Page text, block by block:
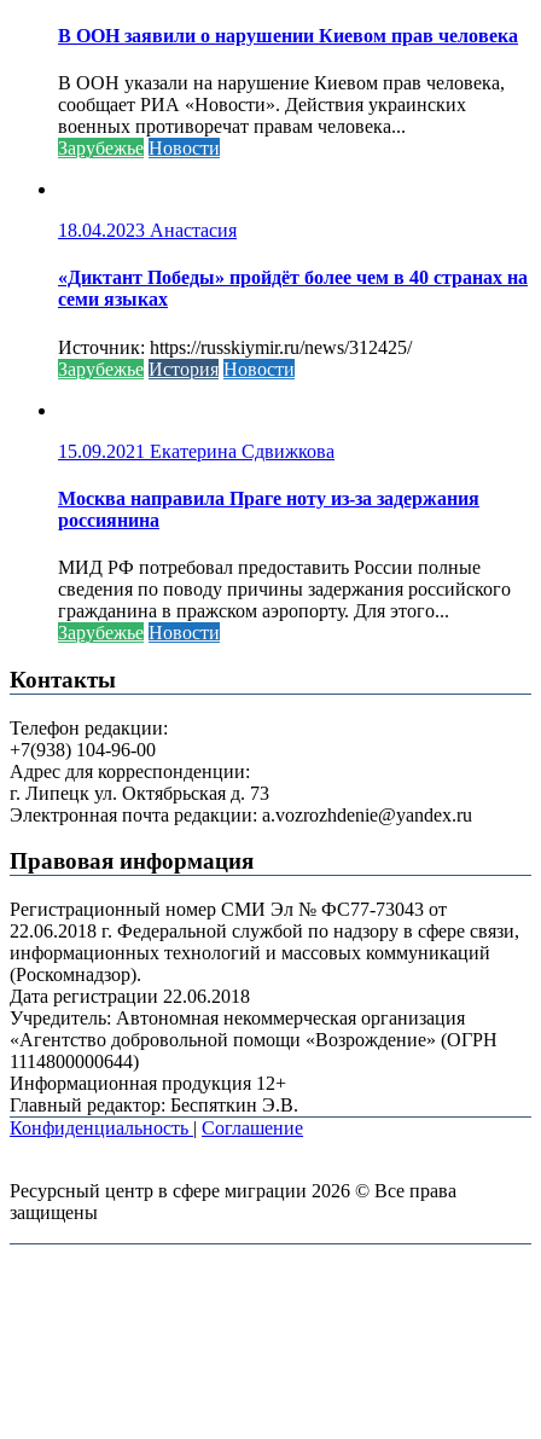
В ООН заявили о нарушении Киевом прав человека
В ООН указали на нарушение Киевом прав человека,
сообщает РИА «Новости». Действия украинских
военных противоречат правам человека...
Зарубежье Новости
18.04.2023 Анастасия
«Диктант Победы» пройдёт более чем в 40 странах на
семи языках
Источник: https://russkiymir.ru/news/312425/
Зарубежье История Новости
15.09.2021 Екатерина Сдвижкова
Москва направила Праге ноту из-за задержания
россиянина
МИД РФ потребовал предоставить России полные
сведения по поводу причины задержания российского
гражданина в пражском аэропорту. Для этого...
Зарубежье Новости
Контакты
Телефон редакции:
+7(938) 104-96-00
Адрес для корреспонденции:
г. Липецк ул. Октябрьская д. 73
Электронная почта редакции: a.vozrozhdenie@yandex.ru
Правовая информация
Регистрационный номер СМИ Эл № ФС77-73043 от
22.06.2018 г. Федеральной службой по надзору в сфере связи,
информационных технологий и массовых коммуникаций
(Роскомнадзор).
Дата регистрации 22.06.2018
Учредитель: Автономная некоммерческая организация
«Агентство добровольной помощи «Возрождение» (ОГРН
1114800000644)
Информационная продукция 12+
Главный редактор: Беспяткин Э.В.
Конфиденциальность | Соглашение
Ресурсный центр в сфере миграции 2026 © Все права
защищены